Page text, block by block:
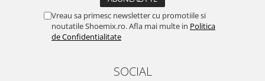
Vreau sa primesc newsletter cu promotiile si
noutatile Shoemix.ro. Afla mai multe in Politica
de Confidentialitate
SOCIAL